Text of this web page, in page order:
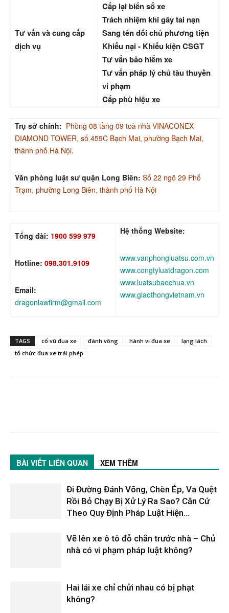
Tư vấn và cung cấp
dịch vụ
Cấp lại biển số xe
Trách nhiệm khi gây tai nạn
Sang tên đổi chủ phương tiện
Khiếu nại - Khiếu kiện CSGT
Tư vấn bảo hiểm xe
Tư vấn pháp lý chủ tàu thuyền
vi phạm
Cấp phù hiệu xe
Trụ sở chính: Phòng 08 tầng 09 toà nhà VINACONEX
DIAMOND TOWER, số 459C Bạch Mai, phường Bạch Mai,
thành phố Hà Nội.
Văn phòng luật sư quận Long Biên: Số 22 ngõ 29 Phố
Trạm, phường Long Biên, thành phố Hà Nội
Tổng đài: 1900 599 979
Hotline: 098.301.9109
Email:
dragonlawfirm@gmail.com
Hệ thống Website:
www.vanphongluatsu.com.vn
www.congtyluatdragon.com
www.luatsubaochua.vn
www.giaothongvietnam.vn
TAGS cổ vũ đua xe đánh võng hành vi đua xe
lạng lách
tổ chức đua xe trái phép
BÀI VIẾT LIÊN QUAN XEM THÊM
Đi Đường Đánh Võng, Chèn Ép, Va Quệt
Rồi Bỏ Chạy Bị Xử Lý Ra Sao? Căn Cứ
Theo Quy Định Pháp Luật Hiện...
Vẽ lên xe ô tô đỗ chắn trước nhà – Chủ
nhà có vi phạm pháp luật không?
Hai lái xe chỉ chửi nhau có bị phạt
không?